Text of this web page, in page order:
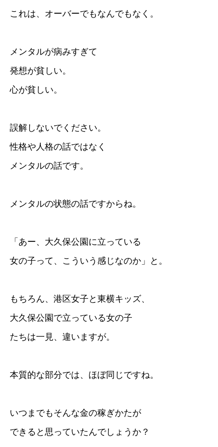
これは、オーバーでもなんでもなく。
メンタルが病みすぎて
発想が貧しい。
心が貧しい。
誤解しないでください。
性格や人格の話ではなく
メンタルの話です。
メンタルの状態の話ですからね。
「あー、大久保公園に立っている
女の子って、こういう感じなのか」と。
もちろん、港区女子と東横キッズ、
大久保公園で立っている女の子
たちは一見、違いますが。
本質的な部分では、ほぼ同じですね。
いつまでもそんな金の稼ぎかたが
できると思っていたんでしょうか？